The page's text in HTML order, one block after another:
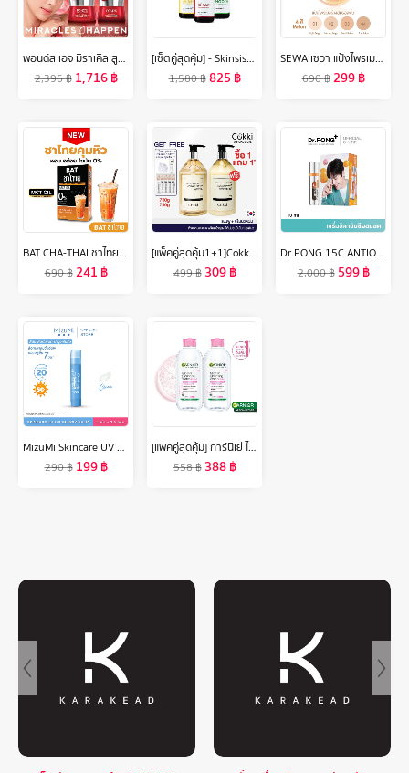
พอนด์ส เอจ มิราเคิล สูตรกลางวันและกลางคืน เฮ็กซิล-เรตินอล 45 ก. ( มอยเจอร์ไรเซอร์ , ครีมทาหน้า , moisturizer , เรตินอล )
2,396฿ 1,716฿
[เซ็ตคู่สุดคุ้ม] - Skinsista Vitamin series+ Booster บูสเตอร์เซรั่มเคลียร์สิว ผิวสว่าง เรียบเนียน 20ml. คละสูตรได้
1,580฿825 ฿
SEWA เซวา แป้งไพรเมอร์ผสมรองพื้น มีให้เลือก 4 เฉดสี (ขนาด10g.) จัดการความมัน ป้องกันผิวจากแสงแดด ปกปิด เรียบเนียน
690฿299฿
BAT CHA-THAI ชาไทย ชาส้มชงผอม คุมหิว อิ่มนาน ควบคุมน้ำหนัก
690฿241 ฿
[แพ็คคู่สุดคุ้ม1+1]Cokki แชมพู & ครีมนวด Shampoo & Hair Conditioner 750gx2 สูตรขจัดรังแค
499฿ 309฿
Dr.PONG 15C ANTIOXIDANT VITAMIN C SHAKE SHAKE SERUM เซรั่มวิตามินซีผสมสด บำรุงผิวใส
2,000฿ 599฿
MizuMi Skincare UV Lip Glassy Balm 3.5g ลิปบาล์มกันแดด SPF50+ PA++++ ลดปากคล้ำ ปากดูอมชมพู ชุ่มชื้นยาวนาน
290฿ 199฿
[แพคคู่สุดคุ้ม] การ์นิเย่ ไมเซล่าฝาชมพู คลีนซิ่ง วอเตอร์ เซนซิทีฟ สกิน 400มล GARNIER MICELLAR CLEANSING WATER 400MLX2 ล้างเครื่องสำอาง
558฿ 388฿